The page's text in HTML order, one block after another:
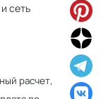
сеть
расчет,